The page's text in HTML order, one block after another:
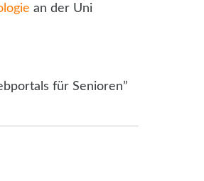
an der Uni
für Senioren”